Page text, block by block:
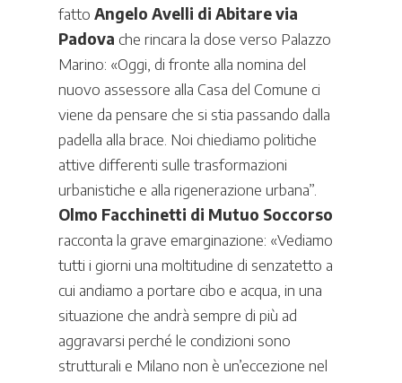
fatto Angelo Avelli di Abitare via
Padova che rincara la dose verso Palazzo
Marino: «Oggi, di fronte alla nomina del
nuovo assessore alla Casa del Comune ci
viene da pensare che si stia passando dalla
padella alla brace. Noi chiediamo politiche
attive differenti sulle trasformazioni
urbanistiche e alla rigenerazione urbana”.
Olmo Facchinetti di Mutuo Soccorso
racconta la grave emarginazione: «Vediamo
tutti i giorni una moltitudine di senzatetto a
cui andiamo a portare cibo e acqua, in una
situazione che andrà sempre di più ad
aggravarsi perché le condizioni sono
strutturali e Milano non è un’eccezione nel